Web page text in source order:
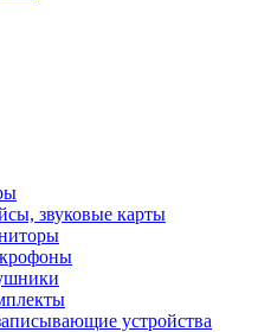
звуковые карты
устройства